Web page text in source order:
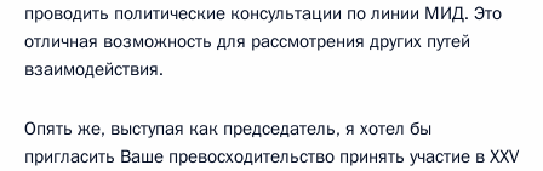
проводить политические консультации по линии МИД. Это
отличная возможность для рассмотрения других путей
взаимодействия.
Опять же, выступая как председатель, я хотел бы
пригласить Ваше превосходительство принять участие в XXV